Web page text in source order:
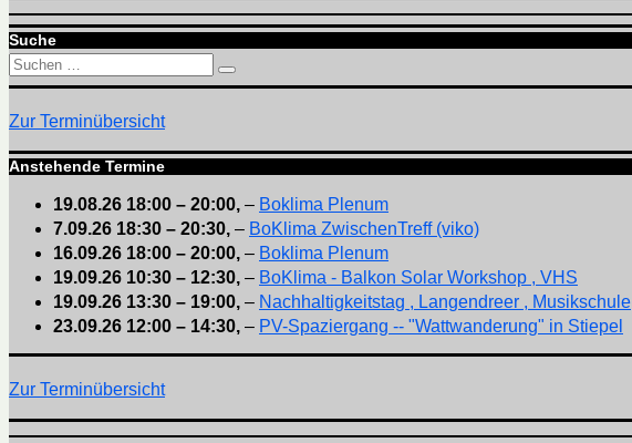
Suche
Suchen
nach:
Suchen
Zur Terminübersicht
Anstehende Termine
19.08.26 18:00 – 20:00, – Boklima Plenum
7.09.26 18:30 – 20:30, – BoKlima ZwischenTreff (viko)
16.09.26 18:00 – 20:00, – Boklima Plenum
19.09.26 10:30 – 12:30, – BoKlima - Balkon Solar Workshop , VHS
19.09.26 13:30 – 19:00, – Nachhaltigkeitstag , Langendreer , Musikschule
23.09.26 12:00 – 14:30, – PV-Spaziergang -- "Wattwanderung" in Stiepel
Zur Terminübersicht